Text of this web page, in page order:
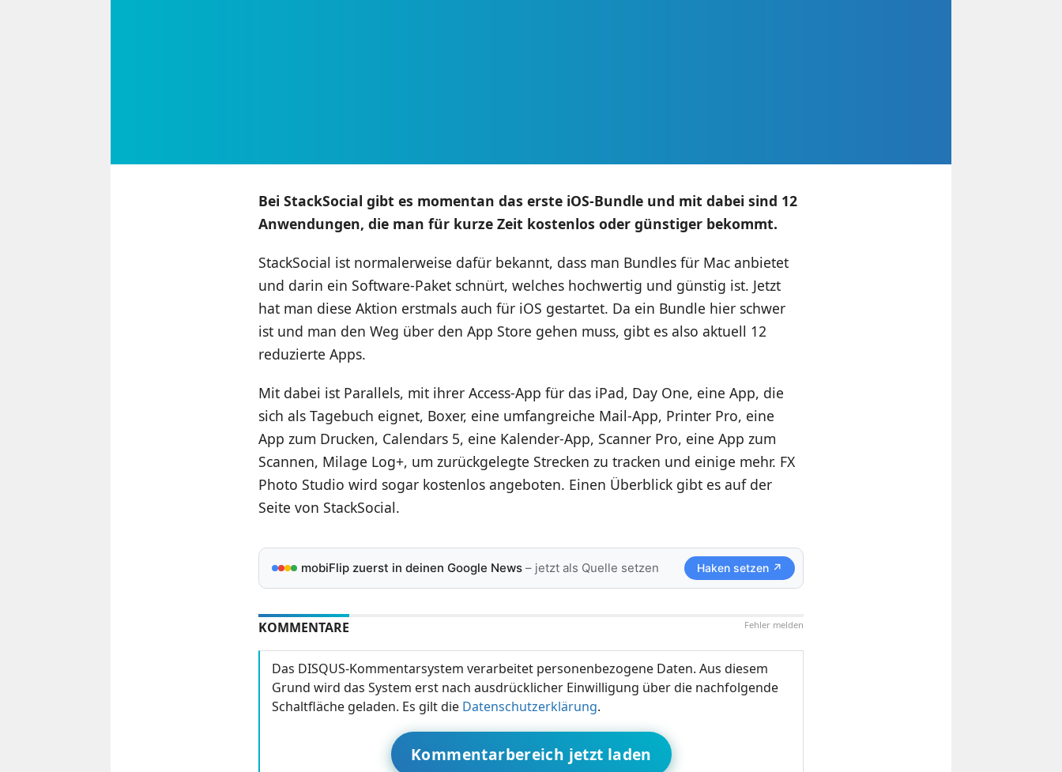
Bei StackSocial gibt es momentan das erste iOS-Bundle und mit dabei sind 12
Anwendungen, die man für kurze Zeit kostenlos oder günstiger bekommt.
StackSocial ist normalerweise dafür bekannt, dass man Bundles für Mac anbietet
und darin ein Software-Paket schnürt, welches hochwertig und günstig ist. Jetzt
hat man diese Aktion erstmals auch für iOS gestartet. Da ein Bundle hier schwer
ist und man den Weg über den App Store gehen muss, gibt es also aktuell 12
reduzierte Apps.
Mit dabei ist Parallels, mit ihrer Access-App für das iPad, Day One, eine App, die
sich als Tagebuch eignet, Boxer, eine umfangreiche Mail-App, Printer Pro, eine
App zum Drucken, Calendars 5, eine Kalender-App, Scanner Pro, eine App zum
Scannen, Milage Log+, um zurückgelegte Strecken zu tracken und einige mehr. FX
Photo Studio wird sogar kostenlos angeboten. Einen Überblick gibt es auf der
Seite von StackSocial.
mobiFlip zuerst in deinen Google News– jetzt als Quelle setzen Haken setzen ↗
Fehler melden
KOMMENTARE
Das DISQUS-Kommentarsystem verarbeitet personenbezogene Daten. Aus diesem
Grund wird das System erst nach ausdrücklicher Einwilligung über die nachfolgende
Schaltfläche geladen. Es gilt die Datenschutzerklärung.
Kommentarbereich jetzt laden